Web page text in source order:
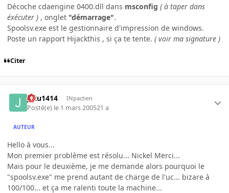
Décoche cdaengine 0400.dll dans msconfig ( à taper dans
éxécuter ) , onglet "démarrage".
Spoolsv.exe est le gestionnaire d'impression de windows.
Poste un rapport Hijackthis , si ça te tente. ( voir ma signature )
Citer
jazu1414 INpactien
Posté(e) le 1 mars 200521 a
AUTEUR
Hello à vous...
Mon premier problème est résolu... Nickel Merci...
Mais pour le deuxième, je me demande alors pourquoi le
"spoolsv.exe" me prend autant de charge de l'uc... bizare à
100/100... et ça me ralenti toute la machine...